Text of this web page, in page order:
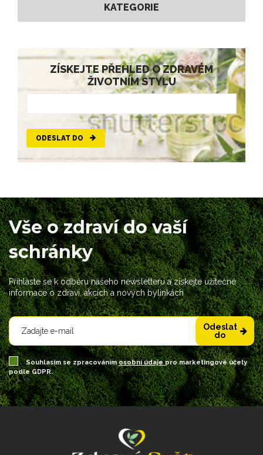
KATEGORIE
ZÍSKEJTE PŘEHLED O ZDRAVÉM
ŽIVOTNÍM STYLU
ODESLAT DO
Vše o zdraví do vaší
schránky
Přihlaste se k odběru našeho newsletteru a získejte užitečné
informace o zdraví, akcích a nových bylinkách
Odeslat
do
Souhlasím se zpracovánímosobní údajepro marketingové účely
podle GDPR.